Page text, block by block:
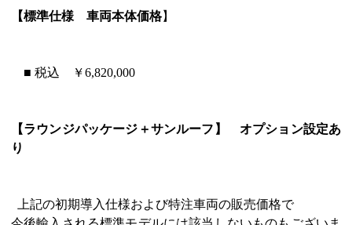
【標準仕様 車両本体価格】
■ 税込 ￥6,820,000
【ラウンジパッケージ＋サンルーフ】 オプション設定あ
り
上記の初期導入仕様および特注車両の販売価格で